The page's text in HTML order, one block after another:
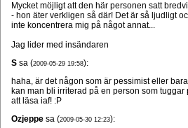
Mycket möjligt att den här personen satt
- hon äter verkligen så där! Det är så ljudligt
inte koncentrera mig på något annat...
Jag lider med insändaren
S sa (2009-05-29 19:58):
haha, är det någon som är pessimist eller
kan man bli irriterad på en person som tuggar
att läsa iaf! :P
Ozjeppe sa (2009-05-30 12:23):